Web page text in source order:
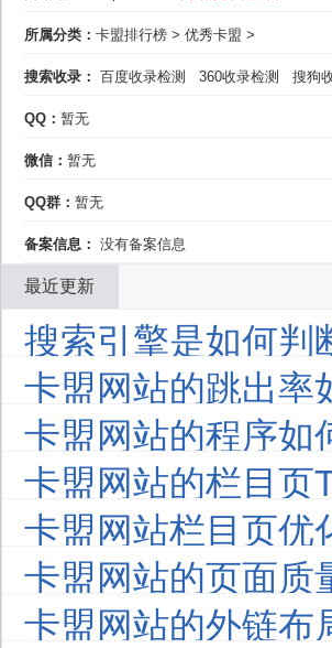
所属分类： 卡盟排行榜 > 优秀卡盟 >
搜索收录： 百度收录检测 360收录检测 搜狗
QQ： 暂无
微信： 暂无
QQ群： 暂无
备案信息： 没有备案信息
最近更新
搜索引擎是如何判
卡盟网站的跳出率
卡盟网站的程序如
卡盟网站的栏目页
卡盟网站栏目页优
卡盟网站的页面质
卡盟网站的外链布